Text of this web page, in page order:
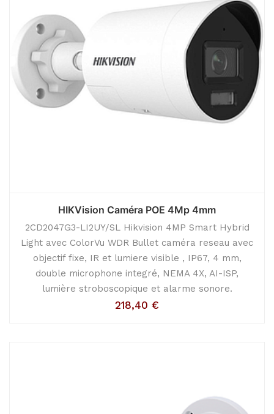
HIKVision Caméra POE 4Mp 4mm
2CD2047G3-LI2UY/SL Hikvision 4MP Smart Hybrid
Light avec ColorVu WDR Bullet caméra reseau avec
objectif fixe, IR et lumiere visible , IP67, 4 mm,
double microphone integré, NEMA 4X, AI-ISP,
lumière stroboscopique et alarme sonore.
218,40 €